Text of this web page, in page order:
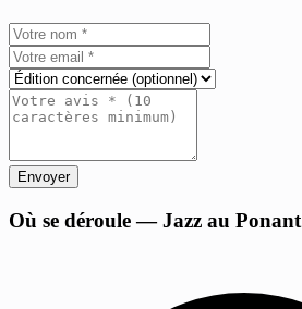
Envoyer
Où se déroule — Jazz au Ponant